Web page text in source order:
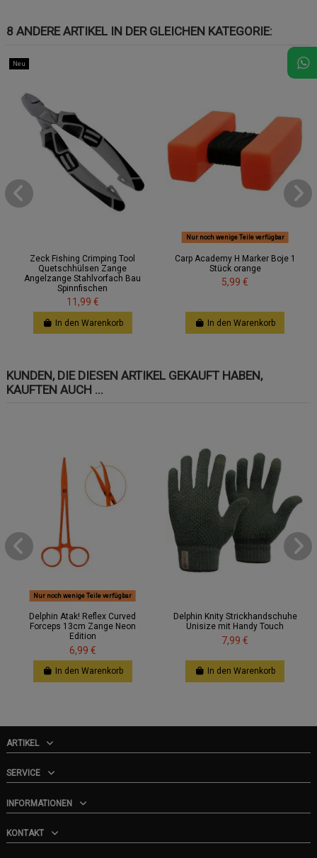
8 ANDERE ARTIKEL IN DER GLEICHEN KATEGORIE:
Neu
Zeck Fishing Crimping Tool
Quetschhülsen Zange
Angelzange Stahlvorfach Bau
Spinnfischen
11,99 €
In den Warenkorb
Nur noch wenige Teile verfügbar
Carp Academy H Marker Boje 1
Stück orange
5,99 €
In den Warenkorb
KUNDEN, DIE DIESEN ARTIKEL GEKAUFT HABEN,
KAUFTEN AUCH ...
Nur noch wenige Teile verfügbar
Delphin Atak! Reflex Curved
Forceps 13cm Zange Neon
Edition
6,99 €
In den Warenkorb
Delphin Knity Strickhandschuhe
Unisize mit Handy Touch
7,99 €
In den Warenkorb
ARTIKEL
SERVICE
INFORMATIONEN
KONTAKT